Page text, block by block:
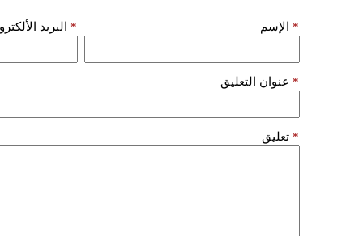
الإسم * البريد *
عنوان التعليق *
تعليق *